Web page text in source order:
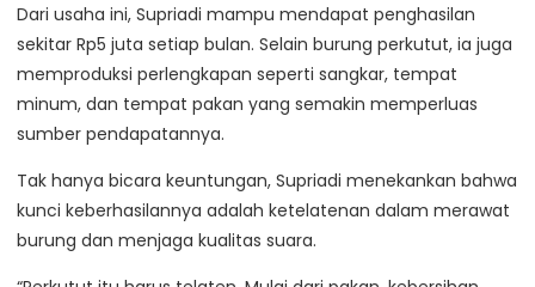
Dari usaha ini, Supriadi mampu mendapat penghasilan
sekitar Rp5 juta setiap bulan. Selain burung perkutut, ia juga
memproduksi perlengkapan seperti sangkar, tempat
minum, dan tempat pakan yang semakin memperluas
sumber pendapatannya.
Tak hanya bicara keuntungan, Supriadi menekankan bahwa
kunci keberhasilannya adalah ketelatenan dalam merawat
burung dan menjaga kualitas suara.